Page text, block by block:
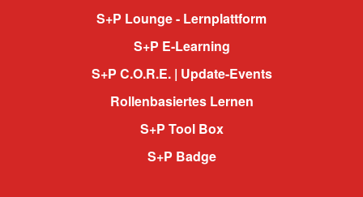
S+P Lounge - Lernplattform
S+P E-Learning
S+P C.O.R.E. | Update-Events
Rollenbasiertes Lernen
S+P Tool Box
S+P Badge